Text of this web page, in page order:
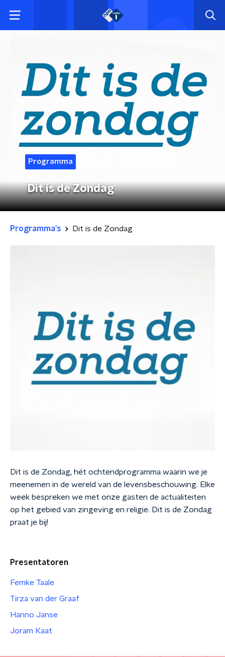
Programma
Dit is de Zondag
Programma's Dit is de Zondag
Dit is de Zondag, hét ochtendprogramma waarin we je
meenemen in de wereld van de levensbeschouwing. Elke
week bespreken we met onze gasten de actualiteiten
op het gebied van zingeving en religie. Dit is de Zondag
praat je bij!
Presentatoren
Femke Taale
Tirza van der Graaf
Hanno Janse
Joram Kaat